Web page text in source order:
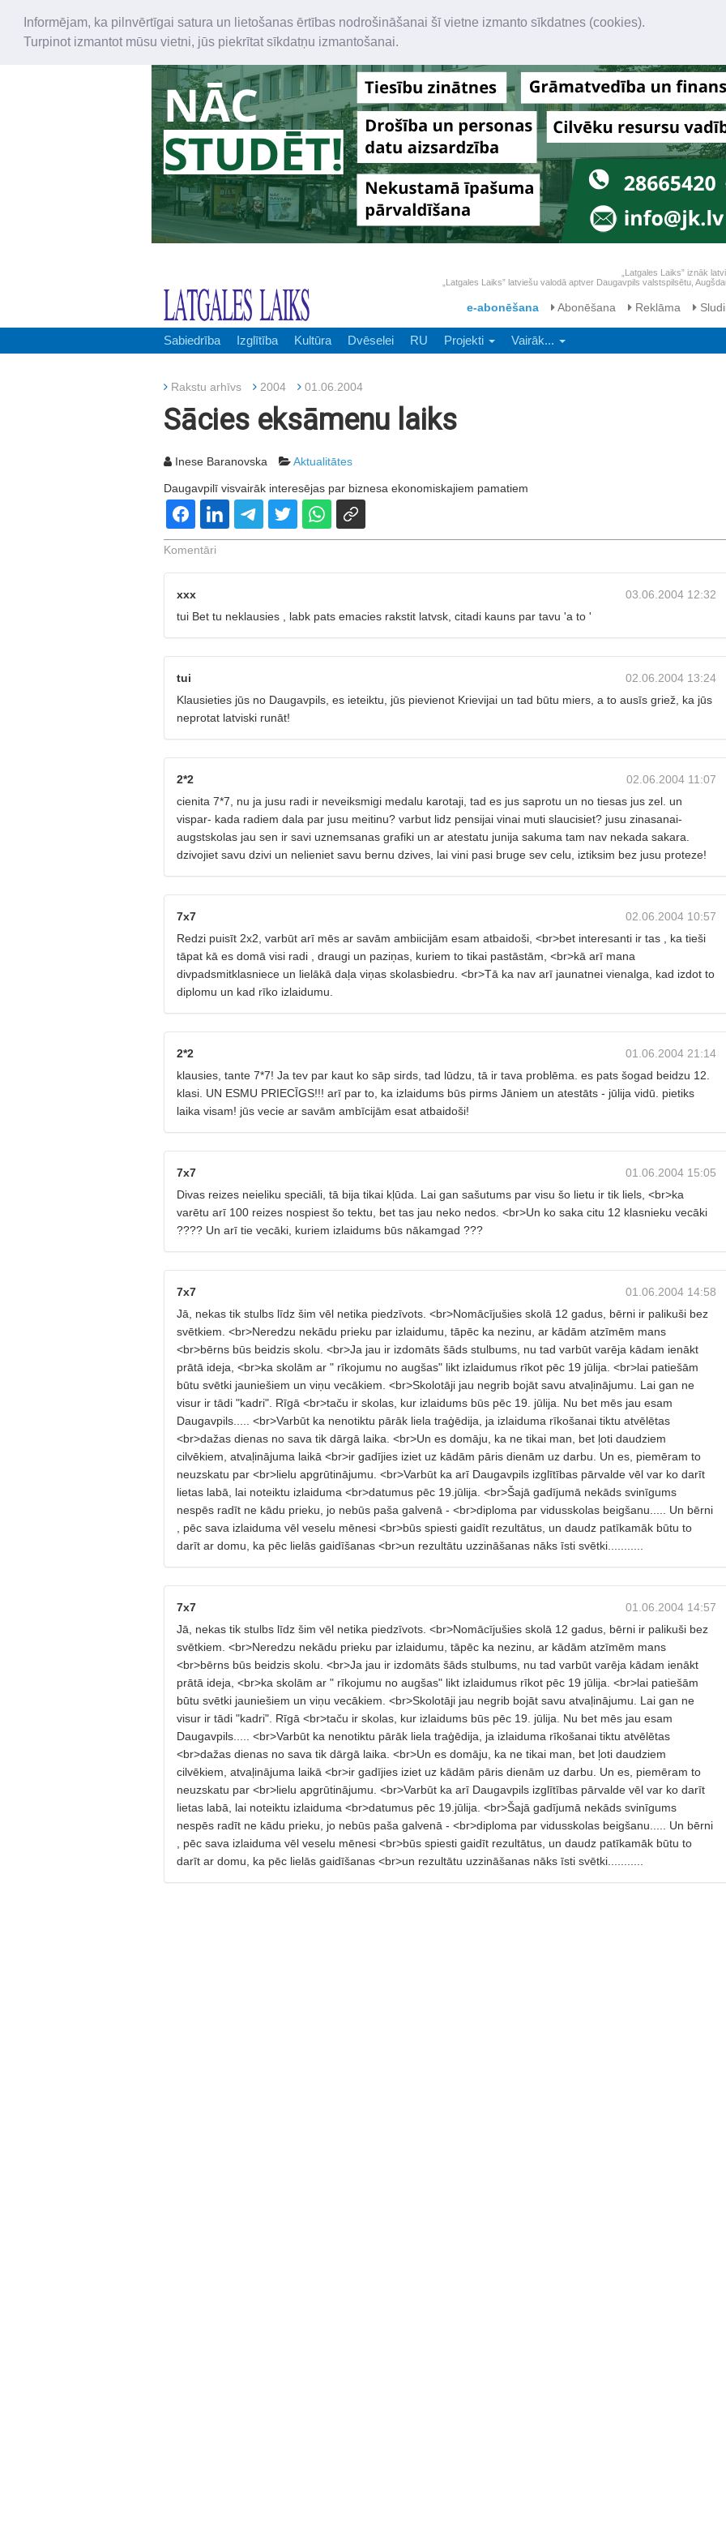
Informējam, ka pilnvērtīgai satura un lietošanas ērtības nodrošināšanai šī vietne izmanto sīkdatnes (cookies).
Turpinot izmantot mūsu vietni, jūs piekrītat sīkdatņu izmantošanai.
„Latgales Laiks” iznāk
„Latgales Laiks” latviešu valodā aptver Daugavpils valstspilsētu,
e-abonēšana Abonēšana Reklāma
Sabiedrība Izglītība Kultūra Dvēselei RU Projekti Vairāk...
Rakstu arhīvs 2004 01.06.2004
Sācies eksāmenu laiks
Inese Baranovska Aktualitātes
Daugavpilī visvairāk interesējas par biznesa ekonomiskajiem pamatiem
Komentāri
03.06.2004 12:32
xxx
tui Bet tu neklausies , labk pats emacies rakstit latvsk, citadi kauns par tavu 'a to '
02.06.2004 13:24
tui
Klausieties jūs no Daugavpils, es ieteiktu, jūs pievienot Krievijai un tad būtu miers, a to ausīs griež, ka jūs
neprotat latviski runāt!
02.06.2004 11:07
2*2
cienita 7*7, nu ja jusu radi ir neveiksmigi medalu karotaji, tad es jus saprotu un no tiesas jus zel. un
vispar- kada radiem dala par jusu meitinu? varbut lidz pensijai vinai muti slaucisiet? jusu zinasanai-
augstskolas jau sen ir savi uznemsanas grafiki un ar atestatu junija sakuma tam nav nekada sakara.
dzivojiet savu dzivi un nelieniet savu bernu dzives, lai vini pasi bruge sev celu, iztiksim bez jusu proteze!
02.06.2004 10:57
7x7
Redzi puisīt 2x2, varbūt arī mēs ar savām ambiicijām esam atbaidoši, <br>bet interesanti ir tas , ka tieši
tāpat kā es domā visi radi , draugi un paziņas, kuriem to tikai pastāstām, <br>kā arī mana
divpadsmitklasniece un lielākā daļa viņas skolasbiedru. <br>Tā ka nav arī jaunatnei vienalga, kad izdot to
diplomu un kad rīko izlaidumu.
01.06.2004 21:14
2*2
klausies, tante 7*7! Ja tev par kaut ko sāp sirds, tad lūdzu, tā ir tava problēma. es pats šogad beidzu 12.
klasi. UN ESMU PRIECĪGS!!! arī par to, ka izlaidums būs pirms Jāniem un atestāts - jūlija vidū. pietiks
laika visam! jūs vecie ar savām ambīcijām esat atbaidoši!
01.06.2004 15:05
7x7
Divas reizes neieliku speciāli, tā bija tikai kļūda. Lai gan sašutums par visu šo lietu ir tik liels, <br>ka
varētu arī 100 reizes nospiest šo tektu, bet tas jau neko nedos. <br>Un ko saka citu 12 klasnieku vecāki
???? Un arī tie vecāki, kuriem izlaidums būs nākamgad ???
01.06.2004 14:58
7x7
Jā, nekas tik stulbs līdz šim vēl netika piedzīvots. <br>Nomācījušies skolā 12 gadus, bērni ir palikuši bez
svētkiem. <br>Neredzu nekādu prieku par izlaidumu, tāpēc ka nezinu, ar kādām atzīmēm mans
<br>bērns būs beidzis skolu. <br>Ja jau ir izdomāts šāds stulbums, nu tad varbūt varēja kādam ienākt
prātā ideja, <br>ka skolām ar " rīkojumu no augšas" likt izlaidumus rīkot pēc 19 jūlija. <br>lai patiešām
būtu svētki jauniešiem un viņu vecākiem. <br>Skolotāji jau negrib bojāt savu atvaļinājumu. Lai gan ne
visur ir tādi "kadri". Rīgā <br>taču ir skolas, kur izlaidums būs pēc 19. jūlija. Nu bet mēs jau esam
Daugavpils..... <br>Varbūt ka nenotiktu pārāk liela traģēdija, ja izlaiduma rīkošanai tiktu atvēlētas
<br>dažas dienas no sava tik dārgā laika. <br>Un es domāju, ka ne tikai man, bet ļoti daudziem
cilvēkiem, atvaļinājuma laikā <br>ir gadījies iziet uz kādām pāris dienām uz darbu. Un es, piemēram to
neuzskatu par <br>lielu apgrūtinājumu. <br>Varbūt ka arī Daugavpils izglītības pārvalde vēl var ko darīt
lietas labā, lai noteiktu izlaiduma <br>datumus pēc 19.jūlija. <br>Šajā gadījumā nekāds svinīgums
nespēs radīt ne kādu prieku, jo nebūs paša galvenā - <br>diploma par vidusskolas beigšanu..... Un bērni
, pēc sava izlaiduma vēl veselu mēnesi <br>būs spiesti gaidīt rezultātus, un daudz patīkamāk būtu to
darīt ar domu, ka pēc lielās gaidīšanas <br>un rezultātu uzzināšanas nāks īsti svētki...........
01.06.2004 14:57
7x7
Jā, nekas tik stulbs līdz šim vēl netika piedzīvots. <br>Nomācījušies skolā 12 gadus, bērni ir palikuši bez
svētkiem. <br>Neredzu nekādu prieku par izlaidumu, tāpēc ka nezinu, ar kādām atzīmēm mans
<br>bērns būs beidzis skolu. <br>Ja jau ir izdomāts šāds stulbums, nu tad varbūt varēja kādam ienākt
prātā ideja, <br>ka skolām ar " rīkojumu no augšas" likt izlaidumus rīkot pēc 19 jūlija. <br>lai patiešām
būtu svētki jauniešiem un viņu vecākiem. <br>Skolotāji jau negrib bojāt savu atvaļinājumu. Lai gan ne
visur ir tādi "kadri". Rīgā <br>taču ir skolas, kur izlaidums būs pēc 19. jūlija. Nu bet mēs jau esam
Daugavpils..... <br>Varbūt ka nenotiktu pārāk liela traģēdija, ja izlaiduma rīkošanai tiktu atvēlētas
<br>dažas dienas no sava tik dārgā laika. <br>Un es domāju, ka ne tikai man, bet ļoti daudziem
cilvēkiem, atvaļinājuma laikā <br>ir gadījies iziet uz kādām pāris dienām uz darbu. Un es, piemēram to
neuzskatu par <br>lielu apgrūtinājumu. <br>Varbūt ka arī Daugavpils izglītības pārvalde vēl var ko darīt
lietas labā, lai noteiktu izlaiduma <br>datumus pēc 19.jūlija. <br>Šajā gadījumā nekāds svinīgums
nespēs radīt ne kādu prieku, jo nebūs paša galvenā - <br>diploma par vidusskolas beigšanu..... Un bērni
, pēc sava izlaiduma vēl veselu mēnesi <br>būs spiesti gaidīt rezultātus, un daudz patīkamāk būtu to
darīt ar domu, ka pēc lielās gaidīšanas <br>un rezultātu uzzināšanas nāks īsti svētki...........